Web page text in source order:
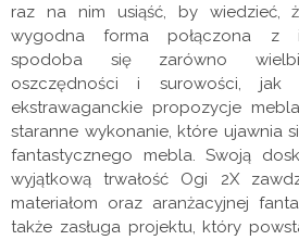
raz na nim usiąść, by wiedzieć,
wygodna forma połączona z
spodoba się zarówno
oszczędności i surowości,
ekstrawaganckie propozycje
staranne wykonanie, które ujawnia
fantastycznego mebla. Swoją
wyjątkową trwałość Ogi 2X
materiałom oraz aranżacyjnej
także zasługa projektu, który